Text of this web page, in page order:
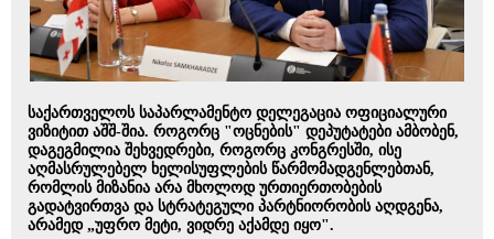
საქართველოს საპარლამენტო დელეგაცია ოფიციალური
ვიზიტით აშშ-შია. როგორც "ოცნების" დეპუტატები ამბობენ,
დაგეგმილია შეხვედრები, როგორც კონგრესში, ისე
აღმასრულებელ ხელისუფლების წარმომადგენლებთან,
რომლის მიზანია არა მხოლოდ ურთიერთობების
გადატვირთვა და სტრატეგული პარტნიორობის აღდგენა,
არამედ „უფრო მეტი, ვიდრე აქამდე იყო".